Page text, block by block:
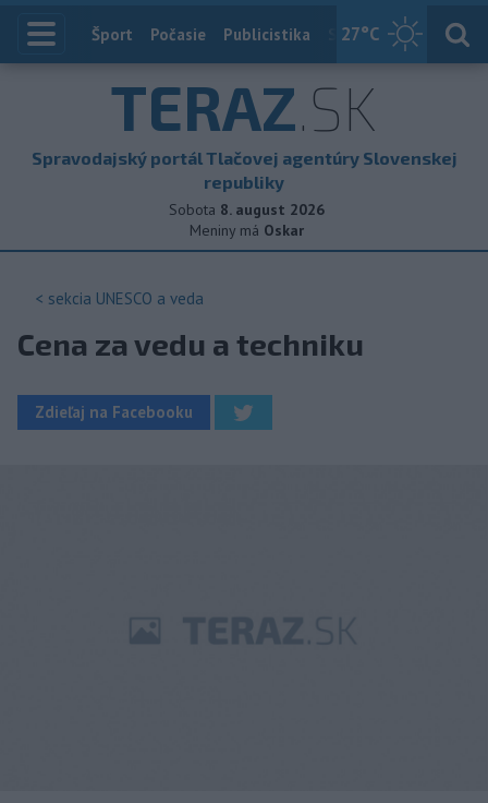
27°C
Index
Šport Počasie Publicistika Slovensko
TERAZ.SK
Spravodajský portál Tlačovej agentúry Slovenskej
republiky
Sobota 8. august 2026
Meniny má Oskar
< sekcia UNESCO a veda
Cena za vedu a techniku
Zdieľaj na Facebooku